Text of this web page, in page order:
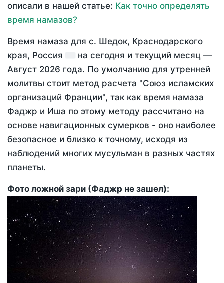
описали в нашей статье: Как точно определять
время намазов?
Время намаза для с. Шедок, Краснодарского
края, Россия
на сегодня и текущий месяц —
Август 2026 года. По умолчанию для утренней
молитвы стоит метод расчета "Союз исламских
организаций Франции", так как время намаза
Фаджр и Иша по этому методу рассчитано на
основе навигационных сумерков - оно наиболее
безопасное и близко к точному, исходя из
наблюдений многих мусульман в разных частях
планеты.
Фото ложной зари (Фаджр не зашел):